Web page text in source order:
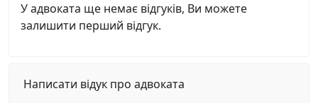
У адвоката ще немає відгуків, Ви можете
залишити перший відгук.
Написати відук про адвоката